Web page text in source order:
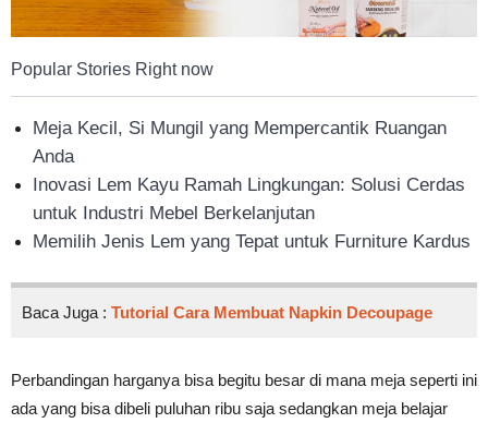
Popular Stories Right now
Meja Kecil, Si Mungil yang Mempercantik Ruangan
Anda
Inovasi Lem Kayu Ramah Lingkungan: Solusi Cerdas
untuk Industri Mebel Berkelanjutan
Memilih Jenis Lem yang Tepat untuk Furniture Kardus
Baca Juga : Tutorial Cara Membuat Napkin Decoupage
Perbandingan harganya bisa begitu besar di mana meja seperti ini
ada yang bisa dibeli puluhan ribu saja sedangkan meja belajar